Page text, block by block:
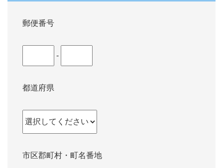
郵便番号
-
都道府県
市区郡町村・町名番地